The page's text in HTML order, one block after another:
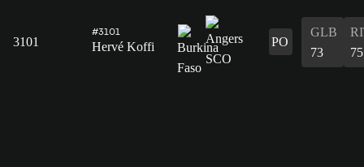
3101
#3101
Hervé Koffi PO
GLB
73
75